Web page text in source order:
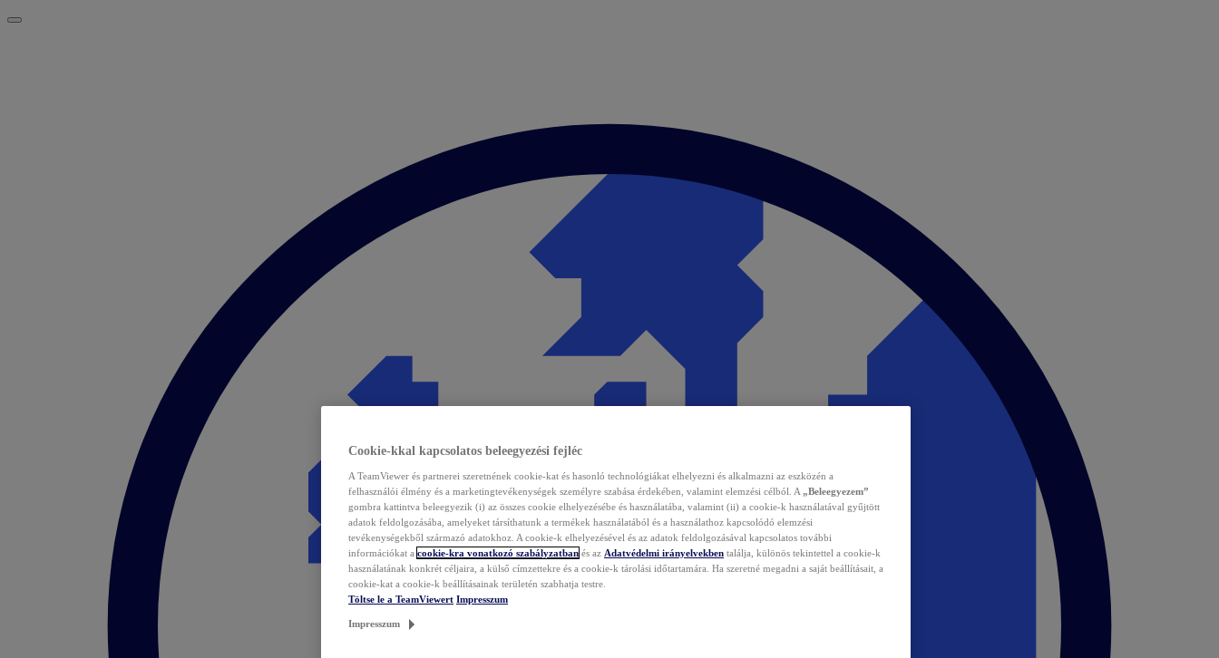
Cookie-kkal kapcsolatos beleegyezési fejléc
A TeamViewer és partnerei szeretnének cookie-kat és hasonló technológiákat elhelyezni és alkalmazni az eszközén a
felhasználói élmény és a marketingtevékenységek személyre szabása érdekében, valamint elemzési célból. A „Beleegyezem”
gombra kattintva beleegyezik (i) az összes cookie elhelyezésébe és használatába, valamint (ii) a cookie-k használatával gyűjtött
adatok feldolgozásába, amelyeket társíthatunk a termékek használatából és a használathoz kapcsolódó elemzési
tevékenységekből származó adatokhoz. A cookie-k elhelyezésével és az adatok feldolgozásával kapcsolatos további
információkat a cookie-kra vonatkozó szabályzatban és az Adatvédelmi irányelvekben találja, különös tekintettel a cookie-k
használatának konkrét céljaira, a külső címzettekre és a cookie-k tárolási időtartamára. Ha szeretné megadni a saját beállításait, a
cookie-kat a cookie-k beállításainak területén szabhatja testre.
Töltse le a TeamViewert Impresszum
Impresszum